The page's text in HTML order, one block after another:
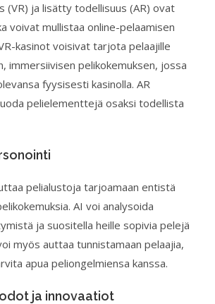
(VR) ja lisätty todellisuus (AR) ovat
voivat mullistaa online-pelaamisen
kasinot voisivat tarjota pelaajille
immersiivisen pelikokemuksen, jossa
fyysisesti kasinolla. AR
pelielementtejä osaksi todellista
pelialustoja tarjoamaan entistä
AI voi analysoida
ja suositella heille sopivia pelejä
myös auttaa tunnistamaan pelaajia,
apua peliongelmiensa kanssa.
ja innovaatiot